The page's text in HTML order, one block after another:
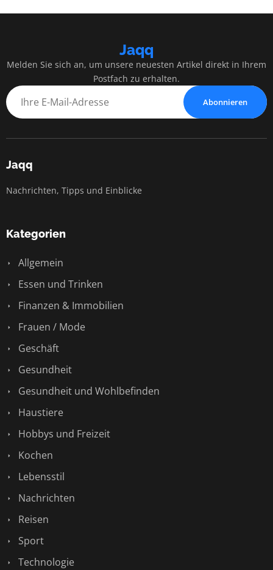
Jaqq
Melden Sie sich an, um unsere neuesten Artikel direkt in Ihrem
Postfach zu erhalten.
Abonnieren
Jaqq
Nachrichten, Tipps und Einblicke
Kategorien
Allgemein
Essen und Trinken
Finanzen & Immobilien
Frauen / Mode
Geschäft
Gesundheit
Gesundheit und Wohlbefinden
Haustiere
Hobbys und Freizeit
Kochen
Lebensstil
Nachrichten
Reisen
Sport
Technologie